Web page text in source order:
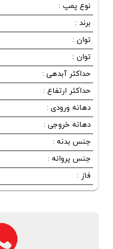
نوع پمپ :
برند :
توان :
توان :
حداکثر آبدهی :
حداکثر ارتفاع :
دهانه ورودی :
دهانه خروجی :
جنس بدنه :
جنس پروانه :
فاز :